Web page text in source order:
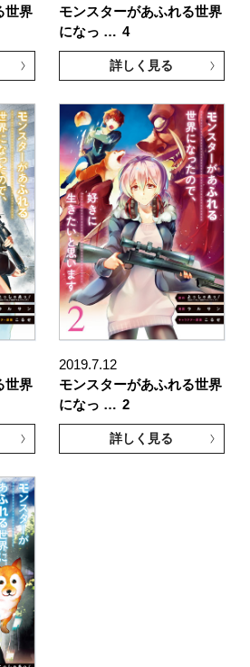
世界
モンスターがあふれる世界
になっ … 4
詳しく見る
世界
2019.7.12
モンスターがあふれる世界
になっ … 2
詳しく見る